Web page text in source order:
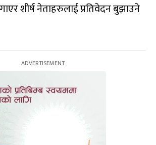
शीर्ष नेताहरुलाई प्रतिवेदन बुझाउने